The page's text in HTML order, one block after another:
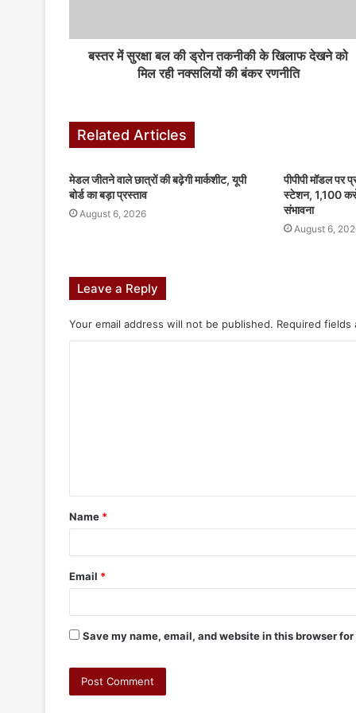
बस्तर में सुरक्षा बल की ड्रोन तकनीकी के खिलाफ देखने को
मिल रही नक्सलियों की बंकर रणनीति
Related Articles
मेडल जीतने वाले छात्रों की बढ़ेगी मार्कशीट, यूपी
बोर्ड का बड़ा प्रस्ताव
August 6, 2026
पीपीपी मॉडल पर
स्टेशन, 1,100
संभावना
August 6,
Leave a Reply
Your email address will not be published. Required fields
Name *
Email *
Save my name, email, and website in this browser